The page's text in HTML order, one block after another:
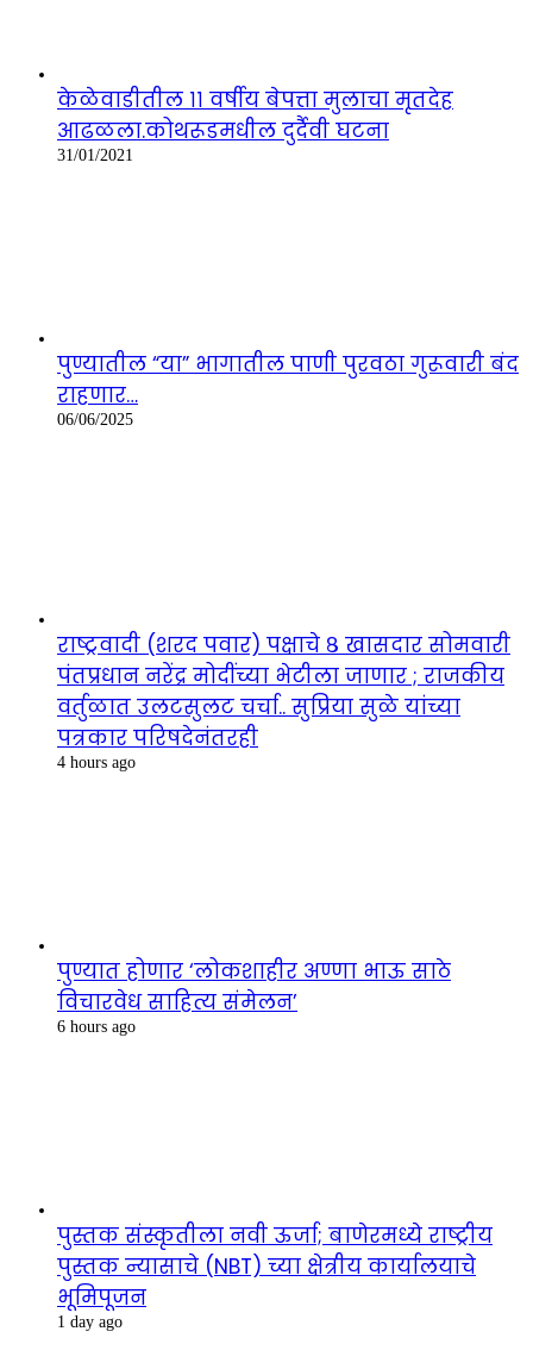
केळेवाडीतील ११ वर्षीय बेपत्ता मुलाचा मृतदेह
आढळला.कोथरूडमधील दुर्दैवी घटना
31/01/2021
पुण्यातील “या” भागातील पाणी पुरवठा गुरूवारी बंद
राहणार…
06/06/2025
राष्ट्रवादी (शरद पवार) पक्षाचे ८ खासदार सोमवारी
पंतप्रधान नरेंद्र मोदींच्या भेटीला जाणार ; राजकीय
वर्तुळात उलटसुलट चर्चा.. सुप्रिया सुळे यांच्या
पत्रकार परिषदेनंतरही
4 hours ago
पुण्यात होणार ‘लोकशाहीर अण्णा भाऊ साठे
विचारवेध साहित्य संमेलन’
6 hours ago
पुस्तक संस्कृतीला नवी ऊर्जा; बाणेरमध्ये राष्ट्रीय
पुस्तक न्यासाचे (NBT) च्या क्षेत्रीय कार्यालयाचे
भूमिपूजन
1 day ago